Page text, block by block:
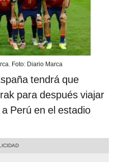
Foto: Diario Marca
tendrá que
para después viajar
Perú en el estadio